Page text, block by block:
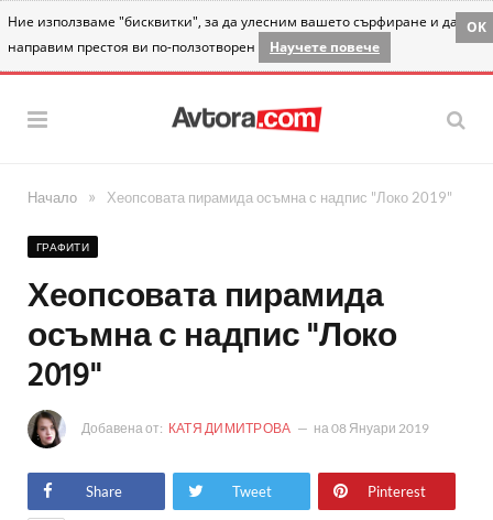
Ние използваме "бисквитки", за да улесним вашето сърфиране и да
направим престоя ви по-ползотворен
Научете повече
OK
Начало » Хеопсовата пирамида осъмна с надпис "Локо 2019"
ГРАФИТИ
Хеопсовата пирамида
осъмна с надпис "Локо
2019"
Добавена от: КАТЯ ДИМИТРОВА на 08 Януари 2019
Share Tweet Pinterest